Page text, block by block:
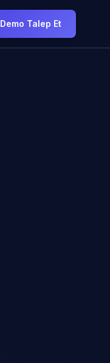
Demo Talep Et